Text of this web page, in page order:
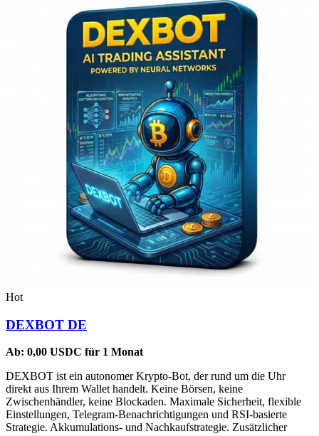
Hot
DEXBOT DE
Ab: 0,00 USDC für 1 Monat
DEXBOT ist ein autonomer Krypto-Bot, der rund um die Uhr
direkt aus Ihrem Wallet handelt. Keine Börsen, keine
Zwischenhändler, keine Blockaden. Maximale Sicherheit, flexible
Einstellungen, Telegram-Benachrichtigungen und RSI-basierte
Strategie. Akkumulations- und Nachkaufstrategie. Zusätzlicher